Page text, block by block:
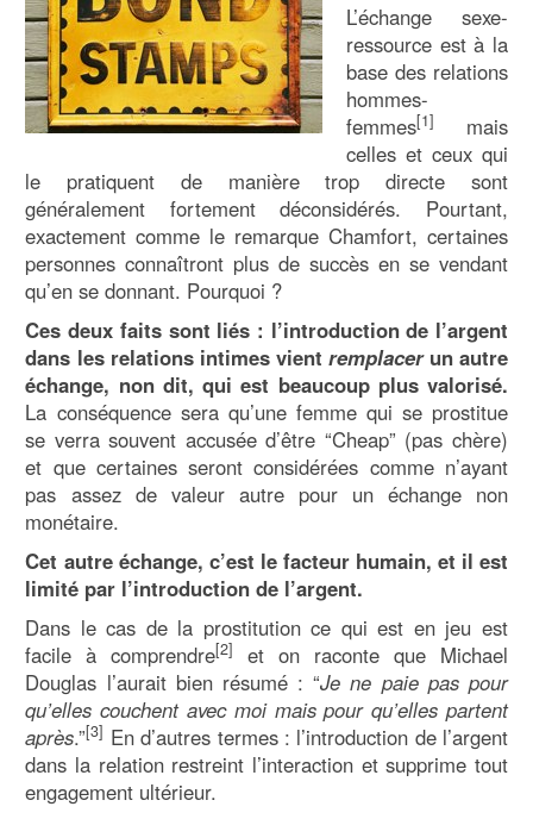
L’échange sexe-
ressource est à la
base des relations
hommes-
femmes[1]
mais
celles et ceux qui
le pratiquent de manière trop directe sont
généralement fortement déconsidérés. Pourtant,
exactement comme le remarque Chamfort, certaines
personnes connaîtront plus de succès en se vendant
qu’en se donnant. Pourquoi ?
Ces deux faits sont liés : l’introduction de l’argent
dans les relations intimes vient remplacerun autre
échange, non dit, qui est beaucoup plus valorisé.
La conséquence sera qu’une femme qui se prostitue
se verra souvent accusée d’être “Cheap” (pas chère)
et que certaines seront considérées comme n’ayant
pas assez de valeur autre pour un échange non
monétaire.
Cet autre échange, c’est le facteur humain, et il est
limité par l’introduction de l’argent.
Dans le cas de la prostitution ce qui est en jeu est
facile à comprendre[2]
et on raconte que Michael
Douglas l’aurait bien résumé : “Je ne paie pas pour
qu’elles couchent avec moi mais pour qu’elles partent
après.”[3] En d’autres termes : l’introduction de l’argent
dans la relation restreint l’interaction et supprime tout
engagement ultérieur.